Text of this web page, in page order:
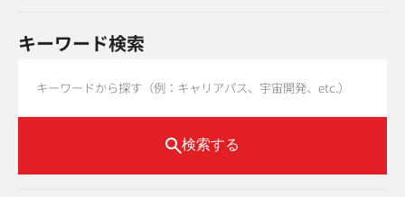
キーワード検索
検索する